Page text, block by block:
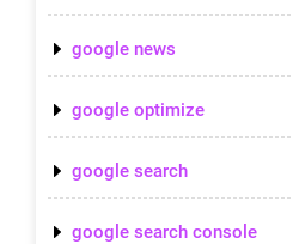
google news
google optimize
google search
google search console